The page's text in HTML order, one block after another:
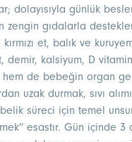
dolayısıyla günlük
zengin gıdalarla
et, balık ve
demir, kalsiyum, D
hem de bebeğin organ
uzak durmak, sıvı
süreci için temel
esastır. Gün içinde